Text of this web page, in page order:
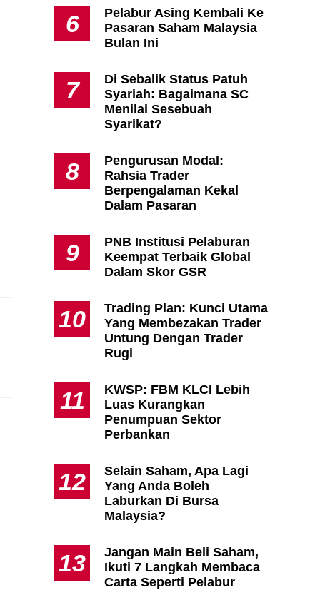
6
Pelabur Asing Kembali Ke
Pasaran Saham Malaysia
Bulan Ini
7
Di Sebalik Status Patuh
Syariah: Bagaimana SC
Menilai Sesebuah
Syarikat?
8
Pengurusan Modal:
Rahsia Trader
Berpengalaman Kekal
Dalam Pasaran
9
PNB Institusi Pelaburan
Keempat Terbaik Global
Dalam Skor GSR
10
Trading Plan: Kunci Utama
Yang Membezakan Trader
Untung Dengan Trader
Rugi
11
KWSP: FBM KLCI Lebih
Luas Kurangkan
Penumpuan Sektor
Perbankan
12
Selain Saham, Apa Lagi
Yang Anda Boleh
Laburkan Di Bursa
Malaysia?
13
Jangan Main Beli Saham,
Ikuti 7 Langkah Membaca
Carta Seperti Pelabur